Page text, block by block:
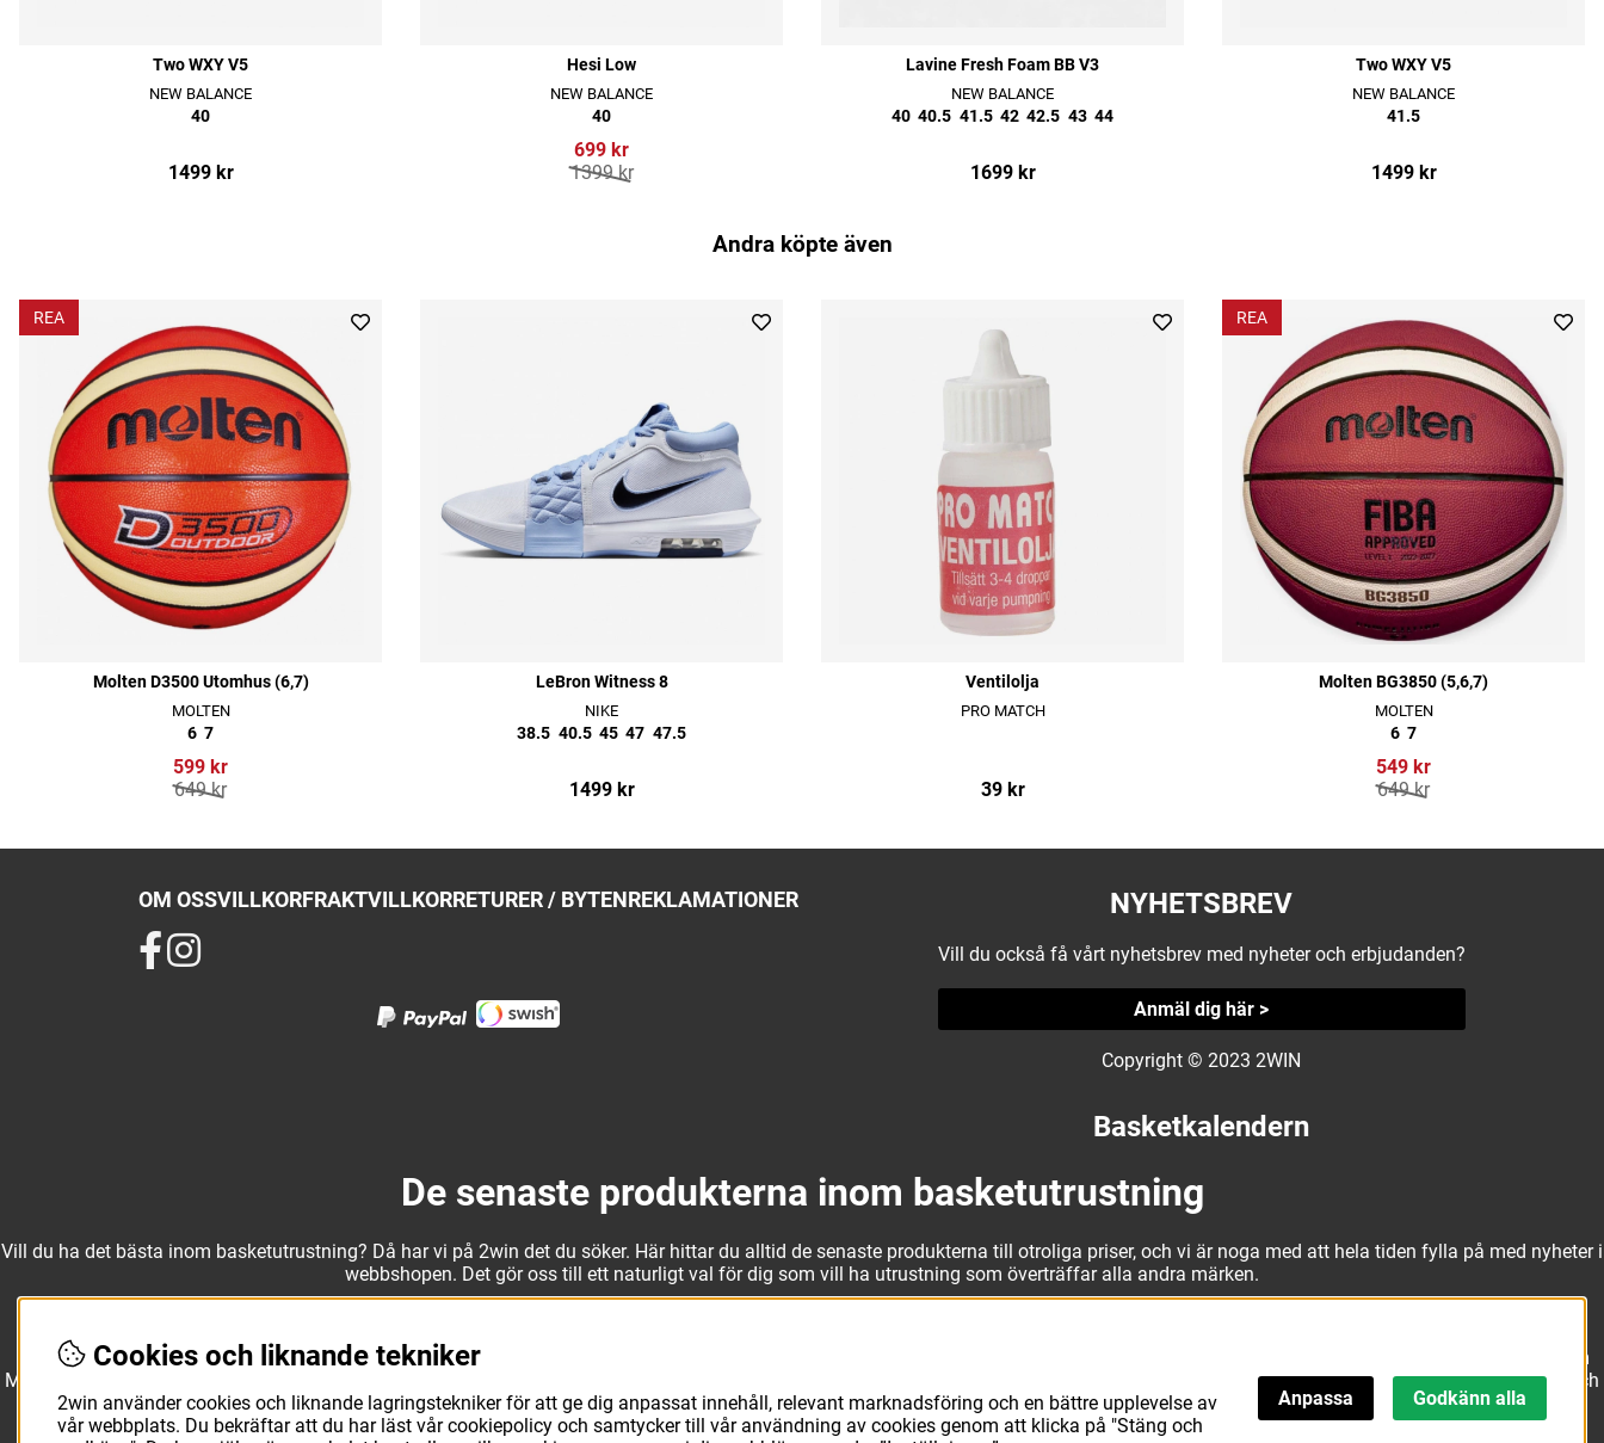
Two WXY V5
NEW BALANCE
40
1499 kr
Hesi Low
NEW BALANCE
40
699 kr
1399 kr
Lavine Fresh Foam BB V3
NEW BALANCE
40 40.5 41.5 42 42.5 43 44
1699 kr
Two WXY V5
NEW BALANCE
41.5
1499 kr
Andra köpte även
REA
Molten D3500 Utomhus (6,7)
MOLTEN
6 7
599 kr
649 kr
LeBron Witness 8
NIKE
38.5 40.5 45 47 47.5
1499 kr
Ventilolja
PRO MATCH
39 kr
REA
Molten BG3850 (5,6,7)
MOLTEN
6 7
549 kr
649 kr
OM OSSVILLKORFRAKTVILLKORRETURER / BYTENREKLAMATIONER NYHETSBREV
Vill du också få vårt nyhetsbrev med nyheter och erbjudanden?
Anmäl dig här >
Copyright © 2023 2WIN
Basketkalendern
De senaste produkterna inom basketutrustning
Vill du ha det bästa inom basketutrustning? Då har vi på 2win det du söker. Här hittar du alltid de senaste produkterna till otroliga priser, och vi är noga med att hela tiden fylla på med nyheter i
webbshopen. Det gör oss till ett naturligt val för dig som vill ha utrustning som överträffar alla andra märken.
Med ett av Sveriges största kläd- och skosortiment inom basket kan vi erbjuda allt som du eller din klubb behöver. Välj ut kvalitativa basketbollar och basketskor från välkända märken som
Molten, Nike, Adidas och Spalding och komplettera med basketkläder från Jordan. I vårt breda och prisvärda sortiment kan vi erbjuda matchkläder som ger maximal rörelsefrihet, både på och
utanför planen. Oavsett vad du behöver för basketutrustning kan du vara säker på att hitta den här.
Cookies och liknande tekniker
2win använder cookies och liknande lagringstekniker för att ge dig anpassat innehåll, relevant marknadsföring och en bättre upplevelse av
vår webbplats. Du bekräftar att du har läst vår cookiepolicy och samtycker till vår användning av cookies genom att klicka på "Stäng och
Anpassa Godkänn alla